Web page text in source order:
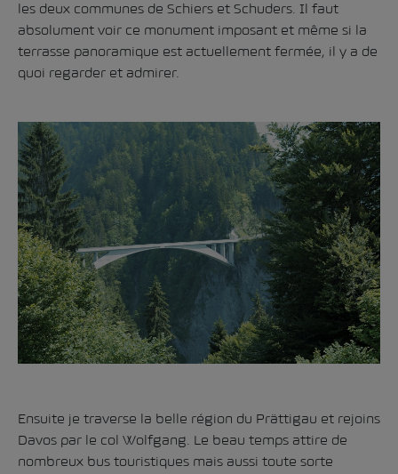
les deux communes de Schiers et Schuders. Il faut
absolument voir ce monument imposant et même si la
terrasse panoramique est actuellement fermée, il y a de
quoi regarder et admirer.
Ensuite je traverse la belle région du Prättigau et rejoins
Davos par le col Wolfgang. Le beau temps attire de
nombreux bus touristiques mais aussi toute sorte